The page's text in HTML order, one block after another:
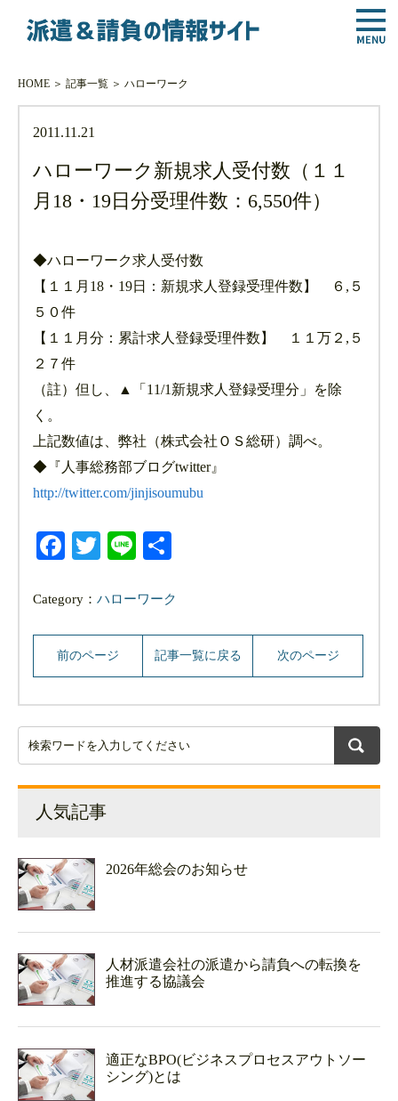
HOME＞ 記事一覧＞ ハローワーク
2011.11.21
ハローワーク新規求人受付数（１１
月18・19日分受理件数：6,550件）
◆ハローワーク求人受付数
【１１月18・19日：新規求人登録受理件数】 ６,５
５０件
【１１月分：累計求人登録受理件数】 １１万２,５
２７件
（註）但し、▲「11/1新規求人登録受理分」を除
く。
上記数値は、弊社（株式会社ＯＳ総研）調べ。
◆『人事総務部ブログtwitter』
http://twitter.com/jinjisoumubu
Facebook
Twitter
Line
Category：ハローワーク
前のページ 記事一覧に戻る 次のページ
人気記事
2026年総会のお知らせ
人材派遣会社の派遣から請負への転換を
推進する協議会
適正なBPO(ビジネスプロセスアウトソー
シング)とは